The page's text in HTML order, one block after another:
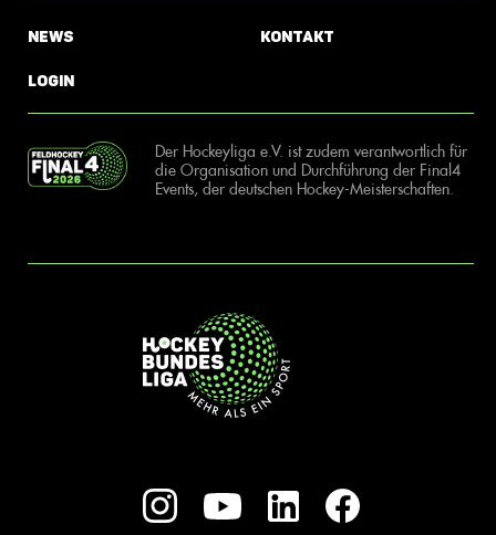
News
Login
Kontakt
Der Hockeyliga e.V. ist zudem verantwortlich für
die Organisation und Durchführung der Final4
Events, der deutschen Hockey-Meisterschaften.